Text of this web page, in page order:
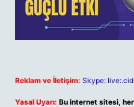
Reklam ve İletişim: Skype:
Yasal Uyarı: Bu internet sitesi,